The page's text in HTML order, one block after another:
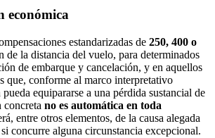
económica
estandarizadas de 250, 400 o
de la distancia del vuelo, para determinados
de embarque y cancelación, y en aquellos
que, conforme al marco interpretativo
equipararse a una pérdida sustancial de
concreta no es automática en toda
entre otros elementos, de la causa alegada
concurre alguna circunstancia excepcional.